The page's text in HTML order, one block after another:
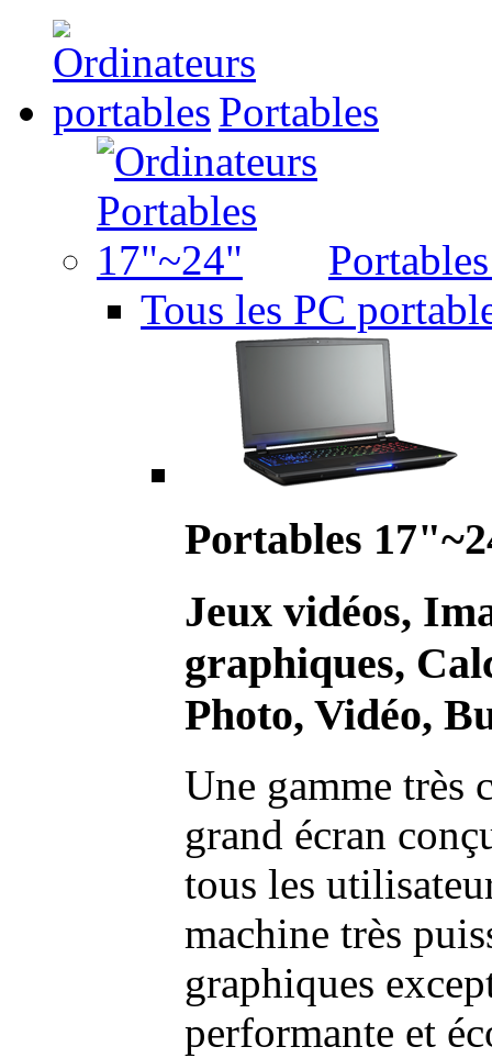
Portables
Tous les PC
Portables
Jeux vidéos,
graphiques,
Photo, Vidéo,
Une gamme très
grand écran
tous les
machine très
graphiques
performante et